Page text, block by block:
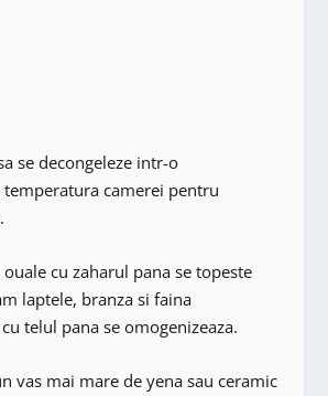
se decongeleze intr-o
camerei pentru
cu zaharul pana se topeste
laptele, branza si faina
telul pana se omogenizeaza.
vas mai mare de yena sau ceramic